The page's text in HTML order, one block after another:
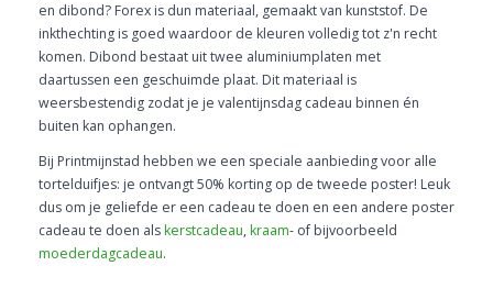
en dibond? Forex is dun materiaal, gemaakt van kunststof. De
inkthechting is goed waardoor de kleuren volledig tot z'n recht
komen. Dibond bestaat uit twee aluminiumplaten met
daartussen een geschuimde plaat. Dit materiaal is
weersbestendig zodat je je valentijnsdag cadeau binnen én
buiten kan ophangen.
Bij Printmijnstad hebben we een speciale aanbieding voor alle
tortelduifjes: je ontvangt 50% korting op de tweede poster! Leuk
dus om je geliefde er een cadeau te doen en een andere poster
cadeau te doen alskerstcadeau,kraam- of bijvoorbeeld
moederdagcadeau.